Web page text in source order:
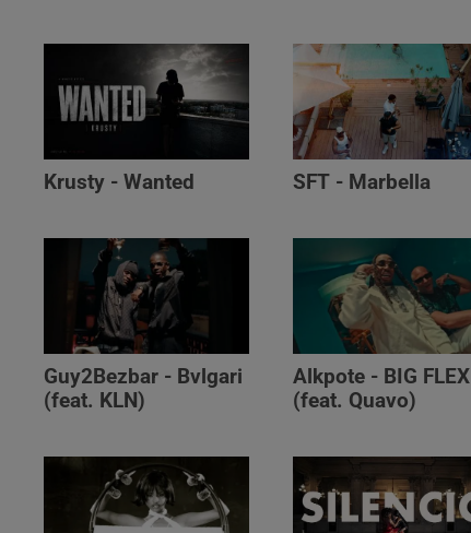
Krusty - Wanted SFT - Marbella
Guy2Bezbar - Bvlgari
(feat. KLN)
Alkpote - BIG FLEX
(feat. Quavo)